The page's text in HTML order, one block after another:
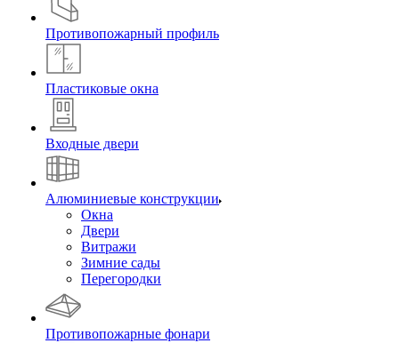
Противопожарный профиль
Пластиковые окна
Входные двери
Алюминиевые конструкции
Окна
Двери
Витражи
Зимние сады
Перегородки
Противопожарные фонари